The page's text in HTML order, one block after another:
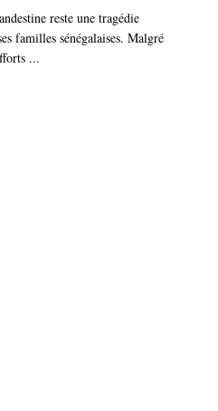
reste une tragédie
familles sénégalaises. Malgré
...